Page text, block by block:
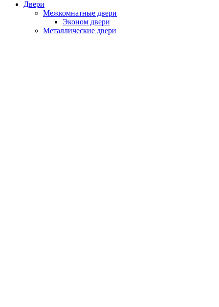
Двери
Межкомнатные двери
Эконом двери
Металлические двери